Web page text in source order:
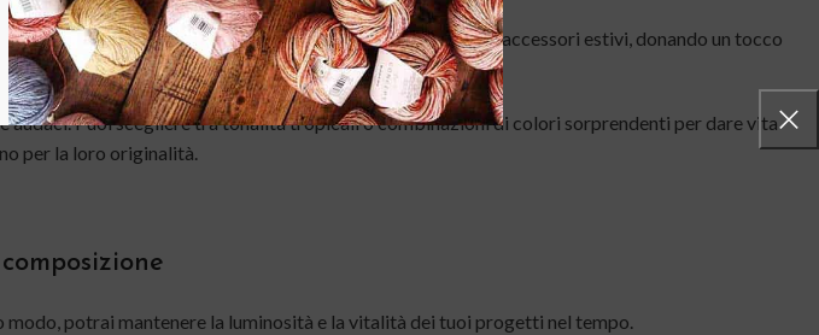
Potrai realizzare scialli, coprispalle, borse e altri accessori estivi, donando un tocco
ai tuoi outfit.
Puoi scegliere tra tonalità tropicali o combinazioni di colori sorprendenti per dare vita
per la loro originalità.
modo, potrai mantenere la luminosità e la vitalità dei tuoi progetti nel tempo.